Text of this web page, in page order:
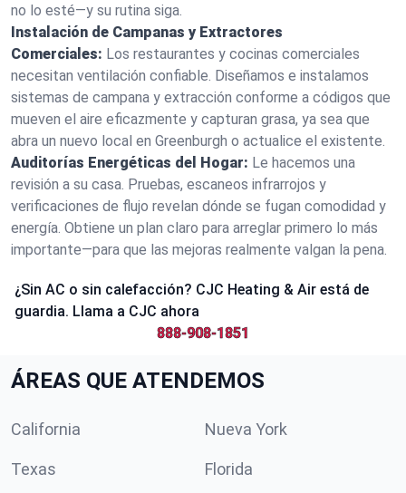
no lo esté—y su rutina siga.
Instalación de Campanas y Extractores
Comerciales: Los restaurantes y cocinas comerciales
necesitan ventilación confiable. Diseñamos e instalamos
sistemas de campana y extracción conforme a códigos que
mueven el aire eficazmente y capturan grasa, ya sea que
abra un nuevo local en Greenburgh o actualice el existente.
Auditorías Energéticas del Hogar: Le hacemos una
revisión a su casa. Pruebas, escaneos infrarrojos y
verificaciones de flujo revelan dónde se fugan comodidad y
energía. Obtiene un plan claro para arreglar primero lo más
importante—para que las mejoras realmente valgan la pena.
¿Sin AC o sin calefacción? CJC Heating & Air está de
guardia. Llama a CJC ahora
888-908-1851
ÁREAS QUE ATENDEMOS
California Nueva York
Texas Florida